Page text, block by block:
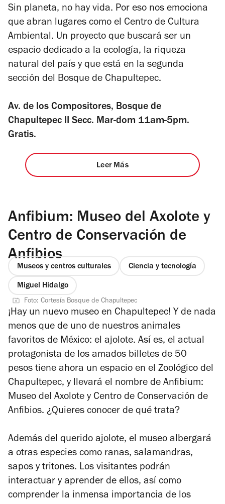
Sin planeta, no hay vida. Por eso nos emociona
que abran lugares como el Centro de Cultura
Ambiental. Un proyecto que buscará ser un
espacio dedicado a la ecología, la riqueza
natural del país y que está en la segunda
sección del Bosque de Chapultepec.
Av. de los Compositores, Bosque de
Chapultepec II Secc. Mar-dom 11am-5pm.
Gratis.
Leer Más
Anfibium: Museo del Axolote y
Centro de Conservación de
Anfibios
Museos y centros culturales Ciencia y tecnología
Miguel Hidalgo
Foto: Cortesía Bosque de Chapultepec
¡Hay un nuevo museo en Chapultepec! Y de nada
menos que de uno de nuestros animales
favoritos de México: el ajolote. Así es, el actual
protagonista de los amados billetes de 50
pesos tiene ahora un espacio en el Zoológico del
Chapultepec, y llevará el nombre de Anfibium:
Museo del Axolote y Centro de Conservación de
Anfibios. ¿Quieres conocer de qué trata?
Además del querido ajolote, el museo albergará
a otras especies como ranas, salamandras,
sapos y tritones. Los visitantes podrán
interactuar y aprender de ellos, así como
comprender la inmensa importancia de los